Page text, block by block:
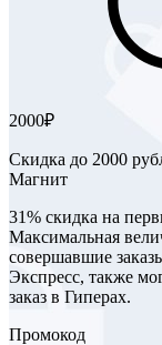
2000₽
​Скидка до 2000
Магнит
31% скидка на
Максимальная
совершавшие
Экспресс, также
заказ в Гиперах.
Промокод